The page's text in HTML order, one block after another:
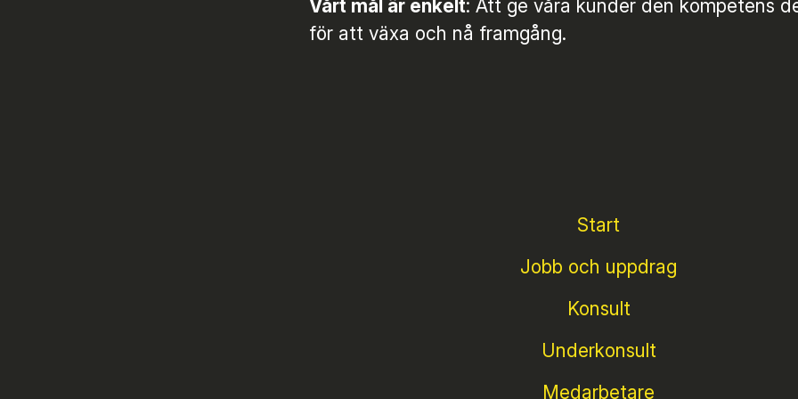
Vårt mål är enkelt: Att ge våra kunder den kompetens
för att växa och nå framgång.
Start
Jobb och uppdrag
Konsult
Underkonsult
Medarbetare